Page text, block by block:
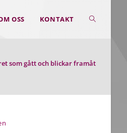
OSS KONTAKT SLÅ
PÅ/AV
som gått och blickar framåt